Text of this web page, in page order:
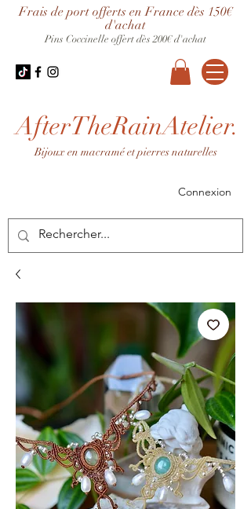
AfterTheRainAtelier.
Bijoux en macramé et pierres naturelles
Connexion
Frais de port offerts en France dès 150€
d'achat
Pins Coccinelle offert dès 200€ d'achat